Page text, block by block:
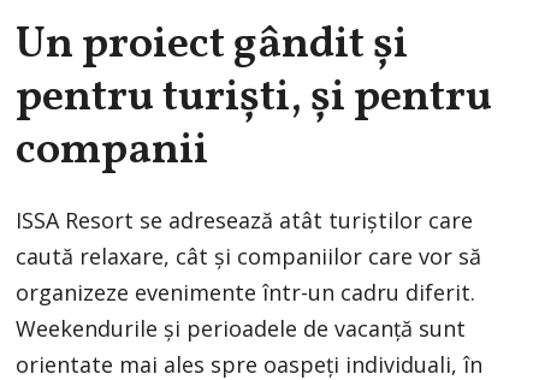
Un proiect gândit și
pentru turiști, și pentru
companii
ISSA Resort se adresează atât turiștilor care
caută relaxare, cât și companiilor care vor să
organizeze evenimente într-un cadru diferit.
Weekendurile și perioadele de vacanță sunt
orientate mai ales spre oaspeți individuali, în